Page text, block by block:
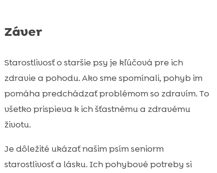
Záver
Starostlivosť o staršie psy je kľúčová pre ich
zdravie a pohodu. Ako sme spomínali, pohyb im
pomáha predchádzať problémom so zdravím. To
všetko prispieva k ich šťastnému a zdravému
životu.
Je dôležité ukázať našim psím seniorm
starostlivosť a lásku. Ich pohybové potreby si